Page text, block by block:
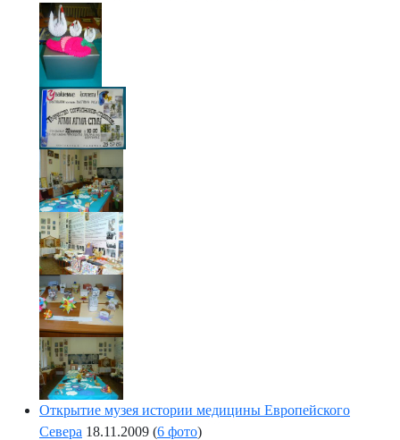
Открытие музея истории медицины Европейского
Севера 18.11.2009 (6 фото)